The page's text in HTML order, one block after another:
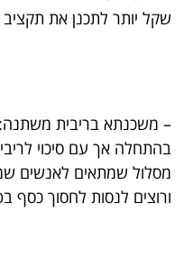
שקל יותר לתכנן את
– משכנתא בריבית
בהתחלה אך עם סיכוי
מסלול שמתאים לאנשים
ורוצים לנסות לחסוך כסף